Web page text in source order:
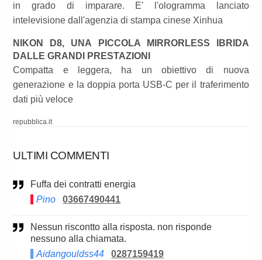
in grado di imparare. E' l'ologramma lanciato
intelevisione dall'agenzia di stampa cinese Xinhua
NIKON D8, UNA PICCOLA MIRRORLESS IBRIDA
DALLE GRANDI PRESTAZIONI
Compatta e leggera, ha un obiettivo di nuova
generazione e la doppia porta USB-C per il traferimento
dati più veloce
repubblica.it
ULTIMI COMMENTI
Fuffa dei contratti energia
Pino
03667490441
Nessun riscontto alla risposta. non risponde
nessuno alla chiamata.
Aidangouldss44
0287159419